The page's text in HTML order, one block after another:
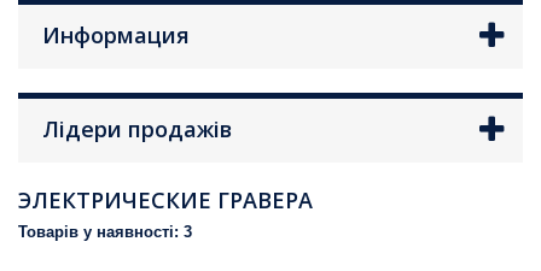
Информация
Лідери продажів
ЭЛЕКТРИЧЕСКИЕ ГРАВЕРА
Товарів у наявності: 3